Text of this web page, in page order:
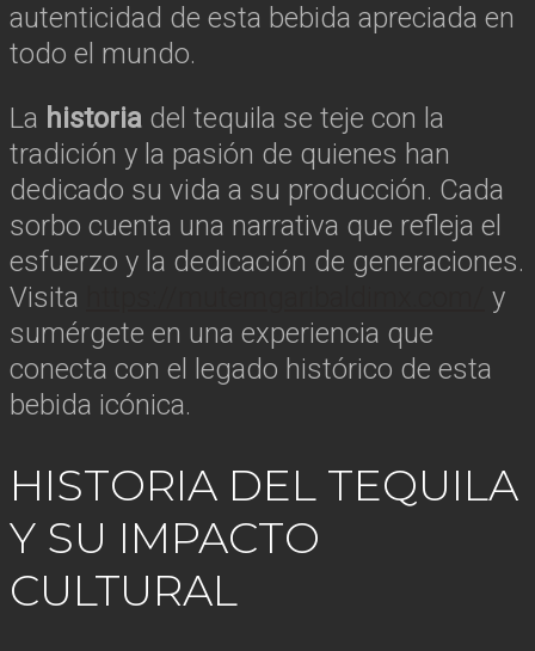
autenticidad de esta bebida apreciada en
todo el mundo.
La historia del tequila se teje con la
tradición y la pasión de quienes han
dedicado su vida a su producción. Cada
sorbo cuenta una narrativa que refleja el
esfuerzo y la dedicación de generaciones.
Visita
y
sumérgete en una experiencia que
conecta con el legado histórico de esta
bebida icónica.
HISTORIA DEL TEQUILA
Y SU IMPACTO
CULTURAL